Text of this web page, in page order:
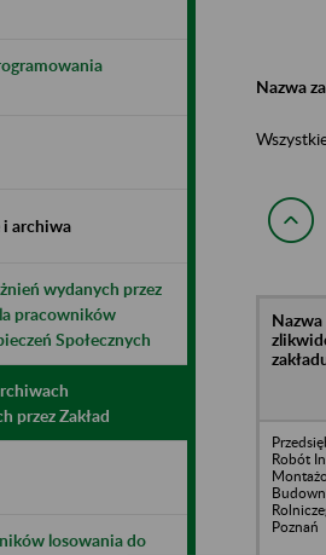
i archiwa
wydanych przez
pracowników
Społecznych
przez Zakład
losowania do
Nazwa
Nazwa
Robót
Poznań